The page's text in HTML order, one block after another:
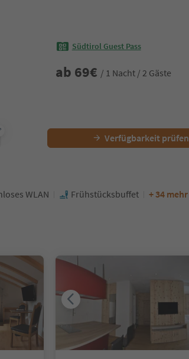
Südtirol Guest Pass
ab 69€ / 1 Nacht / 2 Gäste
Verfügbarkeit prüfen
WLAN Frühstücksbuffet + 34 mehr